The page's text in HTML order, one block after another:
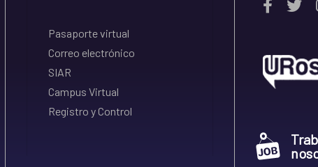
Pasaporte virtual
Correo electrónico
SIAR
Campus Virtual
Registro y Control